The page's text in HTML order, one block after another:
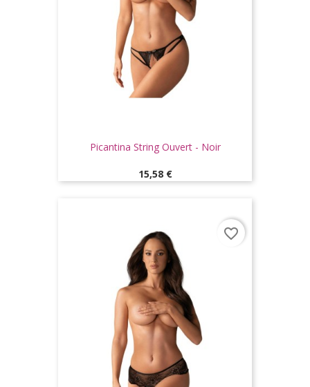
Picantina String Ouvert - Noir
Prix
15,58 €
favorite_border